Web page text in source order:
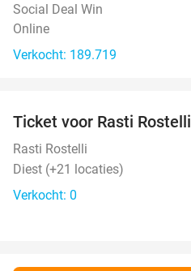
Social Deal Win
Online
Verkocht: 189.719
TODAY
Ticket voor Rasti Rostelli
Rasti Rostelli
Diest (+21 locaties)
Verkocht: 0